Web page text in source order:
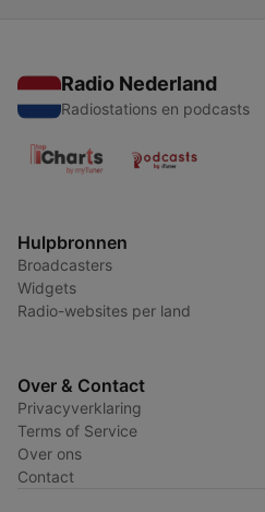
Radio Nederland
Radiostations en podcasts
Hulpbronnen
Broadcasters
Widgets
Radio-websites per land
Over & Contact
Privacyverklaring
Terms of Service
Over ons
Contact